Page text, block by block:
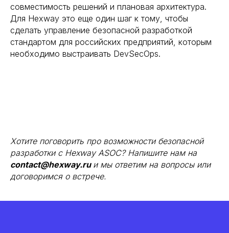
совместимость решений и плановая архитектура.
Для Hexway это еще один шаг к тому, чтобы
сделать управление безопасной разработкой
стандартом для российских предприятий, которым
необходимо выстраивать DevSecOps.
Хотите поговорить про возможности безопасной
разработки с Hexway ASOC? Напишите нам на
contact@hexway.ru и мы ответим на вопросы или
договоримся о встрече.